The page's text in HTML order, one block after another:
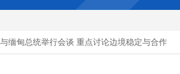
甸总统举行会谈 重点讨论边境稳定与合作